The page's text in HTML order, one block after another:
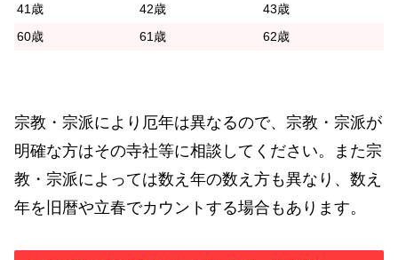
41歳
42歳
43歳
60歳
61歳 62歳
宗教・宗派により厄年は異なるので、宗教・宗派が
明確な方はその寺社等に相談してください。また宗
教・宗派によっては数え年の数え方も異なり、数え
年を旧暦や立春でカウントする場合もあります。